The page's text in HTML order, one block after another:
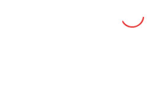
पहली